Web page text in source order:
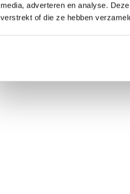
media, adverteren en analyse.
verstrekt of die ze hebben